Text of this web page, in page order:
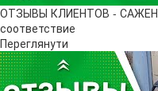
ОТЗЫВЫ КЛИЕНТОВ -
соответствие
Переглянути